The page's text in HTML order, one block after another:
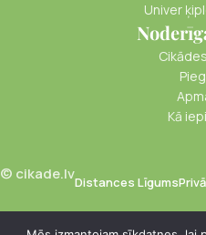
Univer
Kā
© cikade.lvDistances Līgums